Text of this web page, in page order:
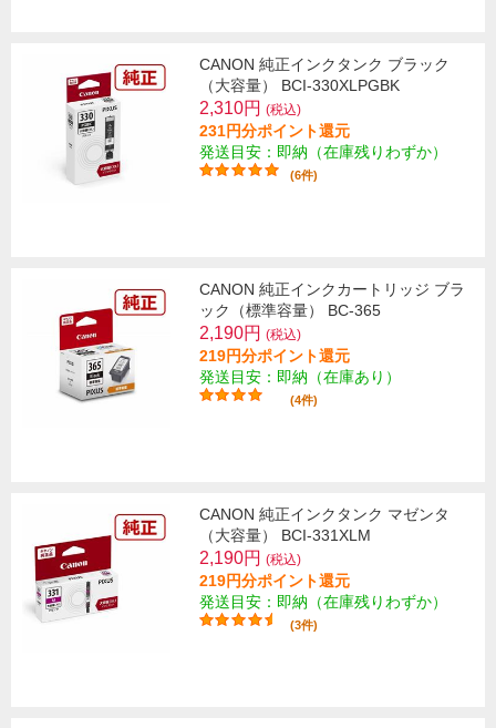
CANON 純正インクタンク ブラック
（大容量） BCI-330XLPGBK
2,310円 (税込)
231円分ポイント還元
発送目安：即納（在庫残りわずか）
(6件)
CANON 純正インクカートリッジ ブラ
ック（標準容量） BC-365
2,190円 (税込)
219円分ポイント還元
発送目安：即納（在庫あり）
(4件)
CANON 純正インクタンク マゼンタ
（大容量） BCI-331XLM
2,190円 (税込)
219円分ポイント還元
発送目安：即納（在庫残りわずか）
(3件)